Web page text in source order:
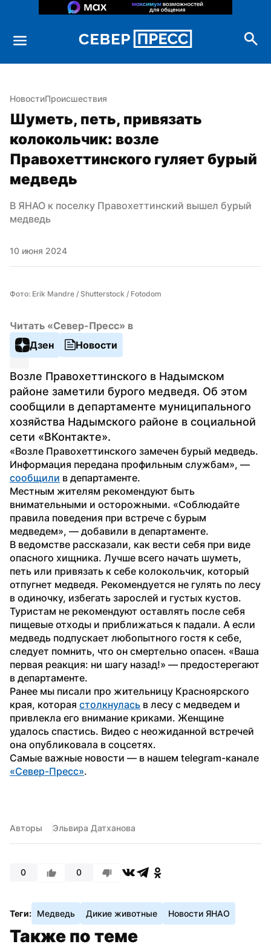
НовостиПроисшествия
Шуметь, петь, привязать
колокольчик: возле
Правохеттинского гуляет бурый
медведь
В ЯНАО к поселку Правохеттинский вышел бурый
медведь
10 июня 2024
Фото: Erik Mandre / Shutterstock / Fotodom
Читать «Север-Пресс» в
Дзен
Новости
Возле Правохеттинского в Надымском
районе заметили бурого медведя. Об этом
сообщили в департаменте муниципального
хозяйства Надымского районе в социальной
сети «ВКонтакте».
«Возле Правохеттинского замечен бурый медведь.
сообщили в департаменте.
Местным жителям рекомендуют быть
внимательными и осторожными. «Соблюдайте
правила поведения при встрече с бурым
медведем», — добавили в департаменте.
В ведомстве рассказали, как вести себя при виде
опасного хищника. Лучше всего начать шуметь,
петь или привязать к себе колокольчик, который
отпугнет медведя. Рекомендуется не гулять по лесу
в одиночку, избегать зарослей и густых кустов.
Туристам не рекомендуют оставлять после себя
пищевые отходы и приближаться к падали. А если
медведь подпускает любопытного гостя к себе,
следует помнить, что он смертельно опасен. «Ваша
первая реакция: ни шагу назад!» — предостерегают
в департаменте.
Ранее мы писали про жительницу Красноярского
края, которая столкнулась в лесу с медведем и
привлекла его внимание криками. Женщине
удалось спастись. Видео с неожиданной встречей
она опубликовала в соцсетях.
«Север-Пресс».
Авторы Эльвира Датханова
0 0
Теги: Медведь Дикие животные Новости ЯНАО
Также по теме